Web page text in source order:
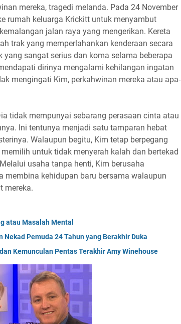
mereka, tragedi melanda. Pada 24 November
rumah keluarga Krickitt untuk menyambut
jalan raya yang mengerikan. Kereta
trak yang memperlahankan kenderaan secara
sangat serius dan koma selama beberapa
dirinya mengalami kehilangan ingatan
mengingati Kim, perkahwinan mereka atau apa-
tidak mempunyai sebarang perasaan cinta atau
Ini tentunya menjadi satu tamparan hebat
Walaupun begitu, Kim tetap berpegang
untuk tidak menyerah kalah dan bertekad
usaha tanpa henti, Kim berusaha
kehidupan baru bersama walaupun
mereka.
atau Masalah Mental
Pemuda 24 Tahun yang Berakhir Duka
Kemunculan Pentas Terakhir Amy Winehouse